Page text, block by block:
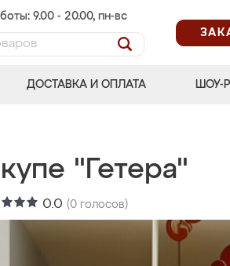
9.00 - 20.00, пн-вс
ДОСТАВКА И ОПЛАТА ШОУ-
"Гетера"
0.0 (0 голосов)